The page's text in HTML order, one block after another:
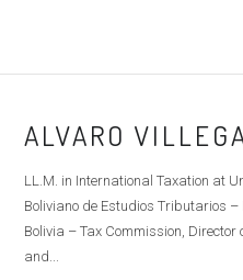
ALVARO
LL.M. in International Taxation at
Boliviano de Estudios Tributarios –
Bolivia – Tax Commission,
and...